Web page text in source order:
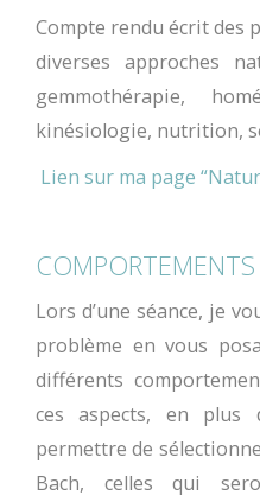
Compte rendu écrit des
diverses approches
gemmothérapie,
kinésiologie, nutrition,
Lien sur ma page
Lors d’une séance, je
problème en vous
différents
ces aspects, en plus
permettre de
Bach, celles qui